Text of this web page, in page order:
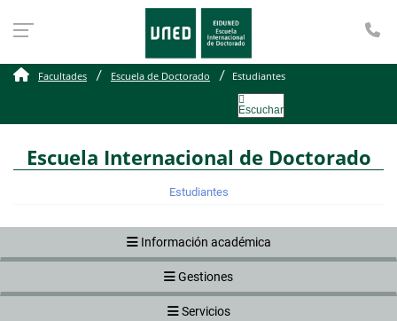
Estudiantes
Facultades Escuela de Doctorado Estudiantes
Escuchar
Escuela Internacional de Doctorado
Estudiantes
Información académica
Gestiones
Servicios